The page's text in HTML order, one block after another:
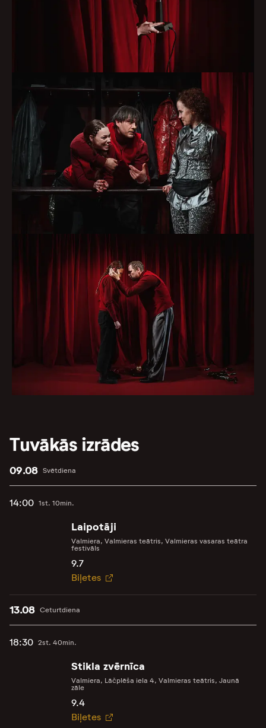
Tuvākās izrādes
Svētdiena
09.08
14:00 1st. 10min.
Laipotāji
Valmiera, Valmieras teātris, Valmieras vasaras teātra
festivāls
9.7
Biļetes
Ceturtdiena
13.08
18:30 2st. 40min.
Stikla zvērnīca
Valmiera, Lāčplēša iela 4, Valmieras teātris, Jaunā
zāle
9.4
Biļetes